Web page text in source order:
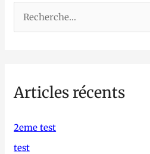
e
c
h
Articles récents
2eme test
test